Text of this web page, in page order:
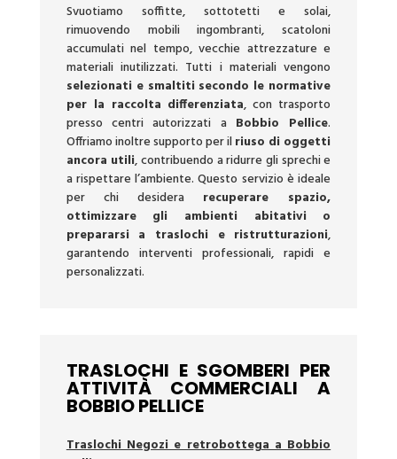
Svuotiamo soffitte, sottotetti e solai,
rimuovendo mobili ingombranti, scatoloni
accumulati nel tempo, vecchie attrezzature e
materiali inutilizzati. Tutti i materiali vengono
selezionati e smaltiti secondo le normative
per la raccolta differenziata, con trasporto
presso centri autorizzati a Bobbio Pellice.
Offriamo inoltre supporto per ilriuso di oggetti
ancora utili, contribuendo a ridurre gli sprechi e
a rispettare l’ambiente. Questo servizio è ideale
per chi desidera recuperare spazio,
ottimizzare gli ambienti abitativi o
prepararsi a traslochi e ristrutturazioni,
garantendo interventi professionali, rapidi e
personalizzati.
TRASLOCHI E SGOMBERI PER
ATTIVITÀ COMMERCIALI A
BOBBIO PELLICE
Traslochi Negozi e retrobottega a Bobbio